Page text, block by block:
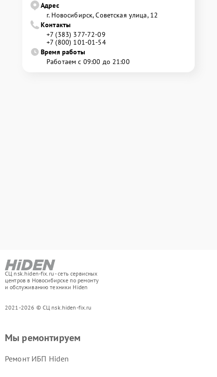
Адрес
г. Новосибирск, Советская улица, 12
Контакты
+7 (383) 377-72-09
+7 (800) 101-01-54
Время работы
Работаем с 09:00 до 21:00
СЦ nsk.hiden-fix.ru - сеть сервисных
центров в Новосибирске по ремонту
и обслуживанию техники Hiden
2021-2026 © СЦ nsk.hiden-fix.ru
Мы ремонтируем
Ремонт ИБП Hiden